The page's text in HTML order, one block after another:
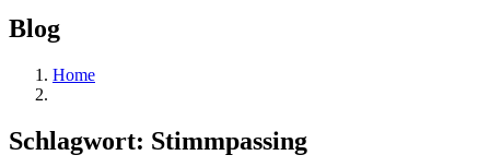
Blog
Home
Schlagwort: Stimmpassing